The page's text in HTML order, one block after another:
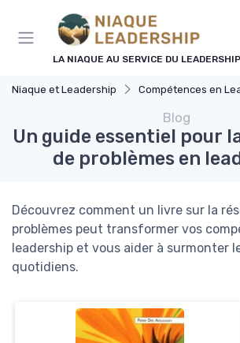
LA NIAQUE AU SERVICE DU LEADERSHIP
Niaque et Leadership Compétences en
Blog
Un guide essentiel pour
de problèmes en
Découvrez comment un livre sur la
problèmes peut transformer vos
leadership et vous aider à surmonter
quotidiens.